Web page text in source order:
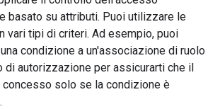
basato su attributi. Puoi utilizzare le
vari tipi di criteri. Ad esempio, puoi
condizione a un'associazione di ruolo
di autorizzazione per assicurarti che il
concesso solo se la condizione è